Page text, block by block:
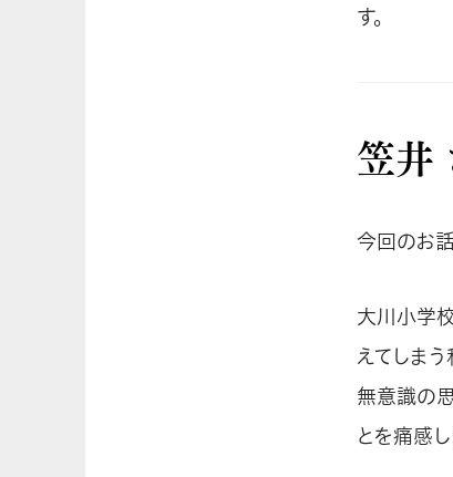
す。
笠井
今回のお
大川小学
えてしま
無意識の
とを痛感し